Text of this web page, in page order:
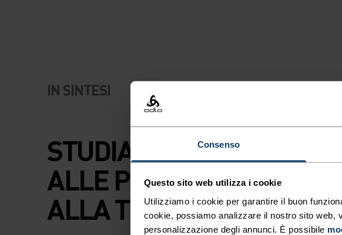
Consenso
Questo sito web utilizza i cookie
Utilizziamo i cookie per garantire il buon
cookie, possiamo analizzare il nostro sito web,
personalizzazione degli annunci. È possibile
IN SINTESI
STUDIATI PENSANDO
ALLE PRESTAZIONI E
ALLA TRASPIRABILITÀ